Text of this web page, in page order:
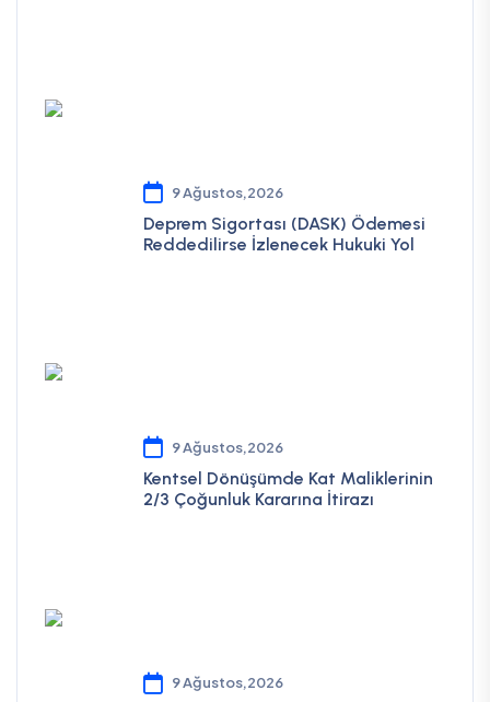
9 Ağustos,2026
Deprem Sigortası (DASK) Ödemesi
Reddedilirse İzlenecek Hukuki Yol
9 Ağustos,2026
Kentsel Dönüşümde Kat Maliklerinin
2/3 Çoğunluk Kararına İtirazı
9 Ağustos,2026